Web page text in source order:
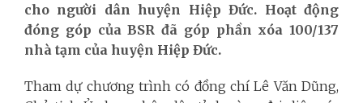
cho người dân huyện Hiệp Đức. Hoạt động
đóng góp của BSR đã góp phần xóa 100/137
nhà tạm của huyện Hiệp Đức.
Tham dự chương trình có đồng chí Lê Văn Dũng,